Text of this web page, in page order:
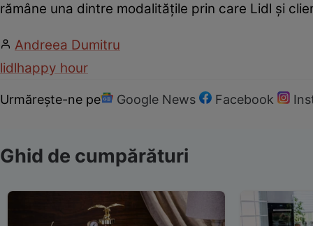
rămâne una dintre modalitățile prin care Lidl și
Andreea Dumitru
lidlhappy hour
Urmărește-ne pe Google News Facebook
Ghid de cumpărături